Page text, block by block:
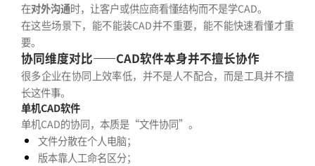
在对外沟通时，让客户或供应商看懂结构而不是学CAD。
在这些场景下，能不能装CAD并不重要，能不能快速看懂才重
要。
协同维度对比——CAD软件本身并不擅长协作
很多企业在协同上效率低，并不是人不配合，而是工具并不擅
长这件事。
单机CAD软件
单机CAD的协同，本质是“文件协同”。
文件分散在个人电脑；
版本靠人工命名区分；